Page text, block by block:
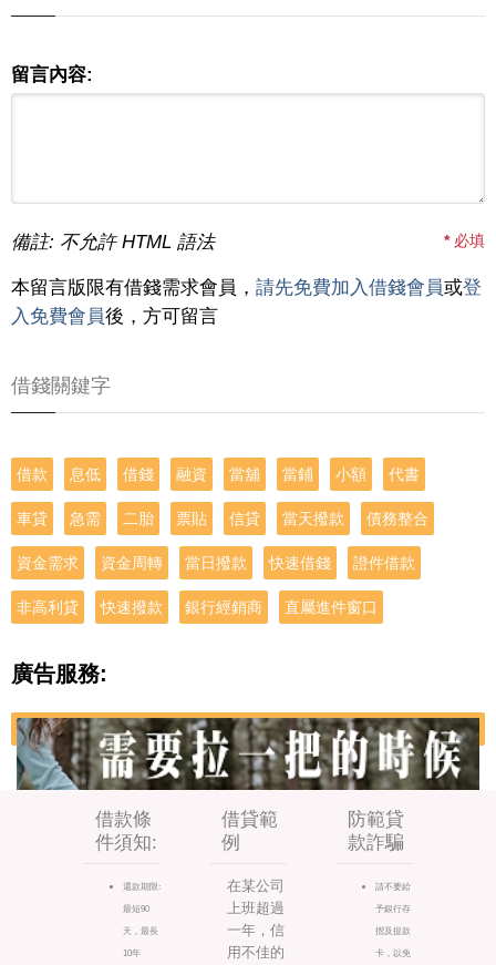
留言內容:
備註: 不允許 HTML 語法 *必填
本留言版限有借錢需求會員， 請先免費加入借錢會員或登
入免費會員後，方可留言
借錢關鍵字
借款 息低 借錢 融資 當舖 當鋪 小額 代書
車貸 急需 二胎 票貼 信貸 當天撥款 債務整合
資金需求 資金周轉 當日撥款 快速借錢 證件借款
非高利貸 快速撥款 銀行經銷商 直屬進件窗口
廣告服務:
借款條
件須知:
還款期限:
最短90
天，最長
10年
借貸範
例
在某公司
上班超過
一年，信
用不佳的
防範貸
款詐騙
請不要給
予銀行存
摺及提款
卡，以免